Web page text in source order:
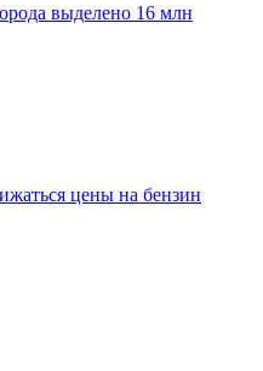
выделено 16 млн
цены на бензин